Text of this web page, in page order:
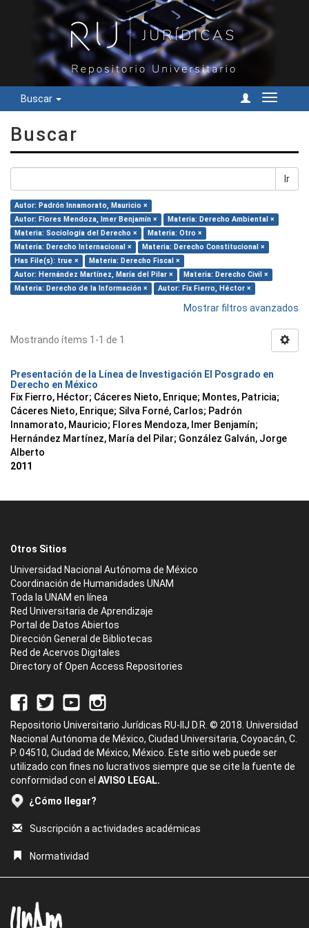
Buscar
Cambiar
Buscar
Ir
Autor: Padrón Innamorato, Mauricio ×
Autor: Flores Mendoza, Imer Benjamín ×
Materia: Derecho Ambiental ×
Materia: Sociología del Derecho ×
Materia: Otro ×
Materia: Derecho Internacional ×
Materia: Derecho Constitucional ×
Has File(s): true ×
Materia: Derecho Fiscal ×
Autor: Hernández Martínez, María del Pilar ×
Materia: Derecho Civil ×
Materia: Derecho de la Información ×
Autor: Fix Fierro, Héctor ×
Mostrar filtros avanzados
Mostrando ítems 1-1 de 1
Presentación de la Línea de Investigación El Posgrado en
Derecho en México
Fix Fierro, Héctor; Cáceres Nieto, Enrique; Montes, Patricia;
Cáceres Nieto, Enrique; Silva Forné, Carlos; Padrón
Innamorato, Mauricio; Flores Mendoza, Imer Benjamín;
Hernández Martínez, María del Pilar; González Galván, Jorge
Alberto
2011
Otros Sitios
Universidad Nacional Autónoma de México
Coordinación de Humanidades UNAM
Toda la UNAM en línea
Red Universitaria de Aprendizaje
Portal de Datos Abiertos
Dirección General de Bibliotecas
Red de Acervos Digitales
Directory of Open Access Repositories
Repositorio Universitario Jurídicas RU-IIJ D.R. © 2018. Universidad
Nacional Autónoma de México, Ciudad Universitaria, Coyoacán, C.
P. 04510, Ciudad de México, México. Este sitio web puede ser
utilizado con fines no lucrativos siempre que se cite la fuente de
conformidad con el AVISO LEGAL.
¿Cómo llegar?
Suscripción a actividades académicas
Normatividad